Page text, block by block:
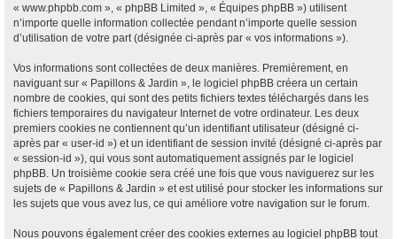
« www.phpbb.com », « phpBB Limited », « Équipes phpBB ») utilisent
n’importe quelle information collectée pendant n’importe quelle session
d’utilisation de votre part (désignée ci-après par « vos informations »).
Vos informations sont collectées de deux manières. Premièrement, en
naviguant sur « Papillons & Jardin », le logiciel phpBB créera un certain
nombre de cookies, qui sont des petits fichiers textes téléchargés dans les
fichiers temporaires du navigateur Internet de votre ordinateur. Les deux
premiers cookies ne contiennent qu’un identifiant utilisateur (désigné ci-
après par « user-id ») et un identifiant de session invité (désigné ci-après par
« session-id »), qui vous sont automatiquement assignés par le logiciel
phpBB. Un troisième cookie sera créé une fois que vous naviguerez sur les
sujets de « Papillons & Jardin » et est utilisé pour stocker les informations sur
les sujets que vous avez lus, ce qui améliore votre navigation sur le forum.
Nous pouvons également créer des cookies externes au logiciel phpBB tout